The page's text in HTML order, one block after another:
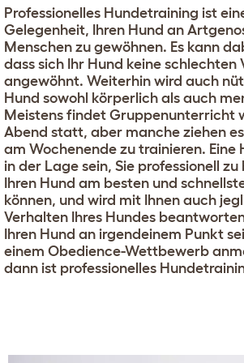
Professionelles Hundetraining ist
Gelegenheit, Ihren Hund an
Menschen zu gewöhnen. Es kann
dass sich Ihr Hund keine schlechten
angewöhnt. Weiterhin wird auch
Hund sowohl körperlich als auch
Meistens findet Gruppenunterricht
Abend statt, aber manche ziehen es
am Wochenende zu trainieren. Eine
in der Lage sein, Sie professionell
Ihren Hund am besten und
können, und wird mit Ihnen auch
Verhalten Ihres Hundes
Ihren Hund an irgendeinem Punkt
einem Obedience-Wettbewerb
dann ist professionelles